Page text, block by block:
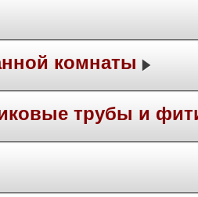
комнаты
трубы и